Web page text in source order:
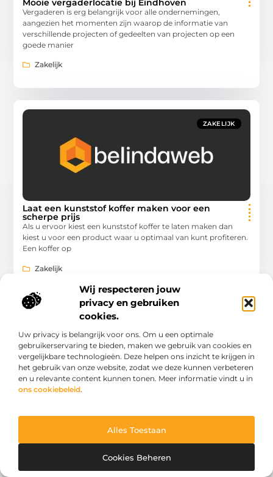
Wij respecteren jouw
privacy en gebruiken
cookies.
Uw privacy is belangrijk voor ons. Om u een optimale
gebruikerservaring te bieden, maken we gebruik van cookies en
vergelijkbare technologieën. Deze helpen ons inzicht te krijgen in
het gebruik van onze website, zodat we deze kunnen verbeteren
en u relevante content kunnen tonen. Meer informatie vindt u in
ons cookiebeleid.
Alles Toestaan
Cookies Beheren
Mooie vergaderlocatie bij Eindhoven
Vergaderen is erg belangrijk voor alle ondernemingen,
aangezien het momenten zijn waarop de informatie van
verschillende projecten of gedeelten van projecten op een
goede manier
Zakelijk
ZAKELIJK
Laat een kunststof koffer maken voor een
scherpe prijs
Als u ervoor kiest een kunststof koffer te laten maken dan
kiest u voor een product waar u optimaal van kunt profiteren.
Een koffer op
Zakelijk
ZAKELIJK
Kies voor een label apparaat van kwaliteit
een snelle en eenvoudige manier labels kunt printen? Een
label apparaat kan in